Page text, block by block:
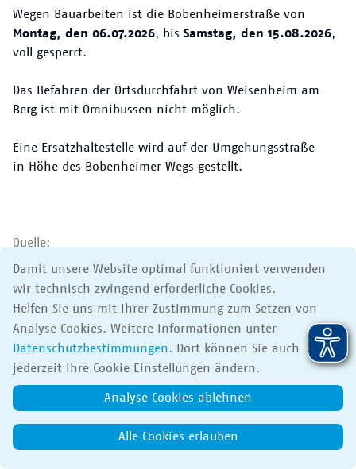
Tickets
Mobilität
Service
Wegen Bauarbeiten ist die Bobenheimerstraße von
Montag, den 06.07.2026, bis Samstag, den 15.08.2026,
voll gesperrt.
Das Befahren der Ortsdurchfahrt von Weisenheim am
Berg ist mit Omnibussen nicht möglich.
Eine Ersatzhaltestelle wird auf der Umgehungsstraße
in Höhe des Bobenheimer Wegs gestellt.
Quelle:
VB Leininger Land-Eistal-Bus GmbH
Damit unsere Website optimal funktioniert verwenden
wir technisch zwingend erforderliche Cookies.
Helfen Sie uns mit Ihrer Zustimmung zum Setzen von
Analyse Cookies. Weitere Informationen unter
Datenschutzbestimmungen. Dort können Sie auch
jederzeit Ihre Cookie Einstellungen ändern.
Analyse Cookies ablehnen
Alle Cookies erlauben
Datenschutz
© 2017-2026 Verkehrsverbund Rhein-Neckar GmbH